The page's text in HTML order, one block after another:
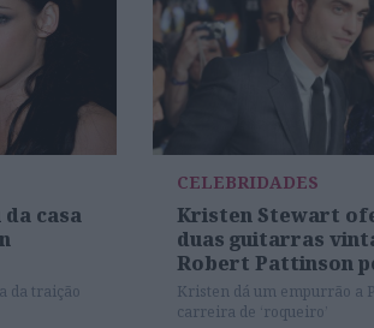
casa
da traição
CELEBRIDADES
Kristen Stewart
duas guitarras
Robert Pattinson
Kristen dá um empurrão a
carreira de ‘roqueiro’